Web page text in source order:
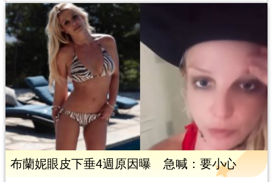
布蘭妮眼皮下垂4週原因曝 急喊：要小心